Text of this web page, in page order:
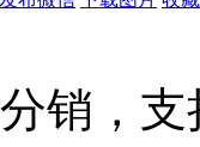
销，